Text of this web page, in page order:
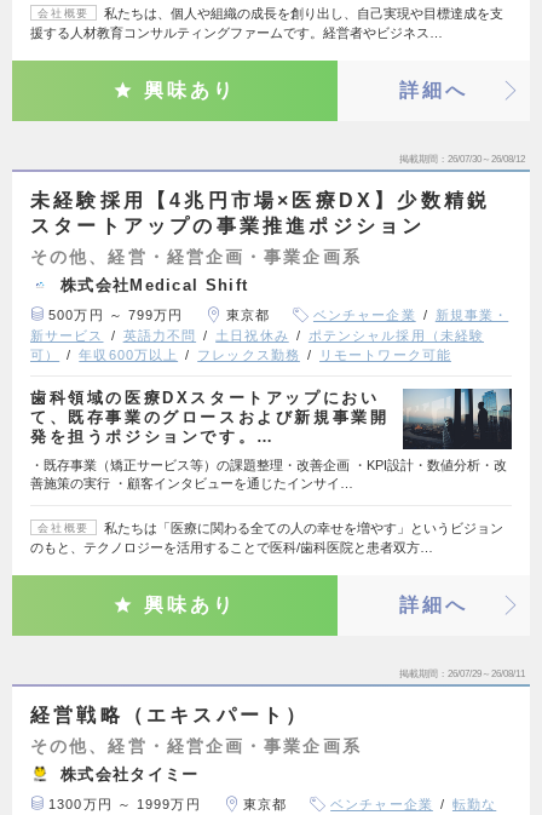
会社概要
私たちは、個人や組織の成長を創り出し、自己実現や目標達成を支
援する人材教育コンサルティングファームです。経営者やビジネス…
興味あり 詳細へ
掲載期間 26/07/30～26/08/12
未経験採用【4兆円市場×医療DX】少数精鋭
スタートアップの事業推進ポジション
その他、経営・経営企画・事業企画系
株式会社Medical Shift
500万円 ～ 799万円 東京都 ベンチャー企業
新規事業・
新サービス
英語力不問 土日祝休み
ポテンシャル採用（未経験
可）
年収600万以上 フレックス勤務 リモートワーク可能
歯科領域の医療DXスタートアップにおい
て、既存事業のグロースおよび新規事業開
発を担うポジションです。…
・既存事業（矯正サービス等）の課題整理・改善企画 ・KPI設計・数値分析・改
善施策の実行 ・顧客インタビューを通じたインサイ…
会社概要
私たちは「医療に関わる全ての人の幸せを増やす」というビジョン
のもと、テクノロジーを活用することで医科/歯科医院と患者双方…
興味あり 詳細へ
掲載期間 26/07/29～26/08/11
経営戦略（エキスパート）
その他、経営・経営企画・事業企画系
株式会社タイミー
1300万円 ～ 1999万円 東京都 ベンチャー企業
転勤な